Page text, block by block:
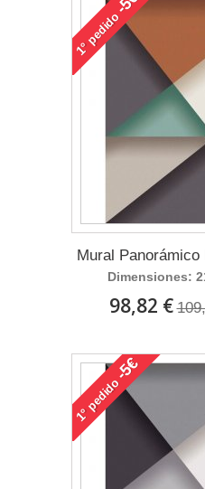
1°
pedido
Mural
Dimensiones:
98,82 €
1°
pedido
-5€